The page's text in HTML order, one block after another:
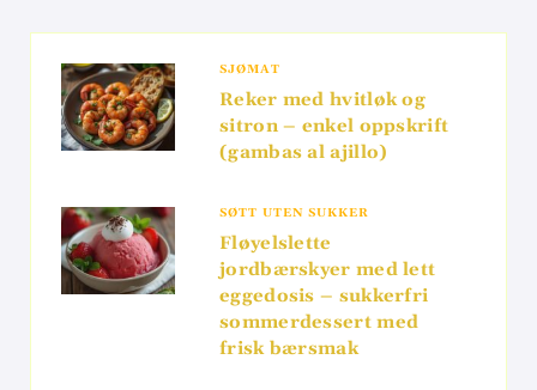
SJØMAT
Reker med hvitløk og
sitron – enkel oppskrift
(gambas al ajillo)
SØTT UTEN SUKKER
Fløyelslette
jordbærskyer med lett
eggedosis – sukkerfri
sommerdessert med
frisk bærsmak